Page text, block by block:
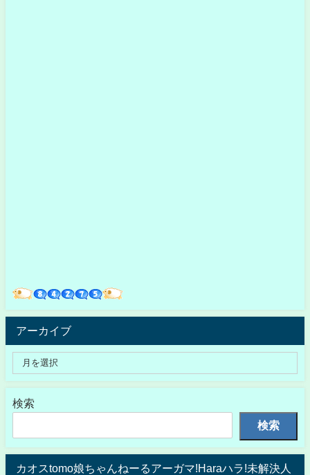
アーカイブ
検索
検索
カオスtomo娘ちゃんねーるアーガマ!Haraハラ!未解決人